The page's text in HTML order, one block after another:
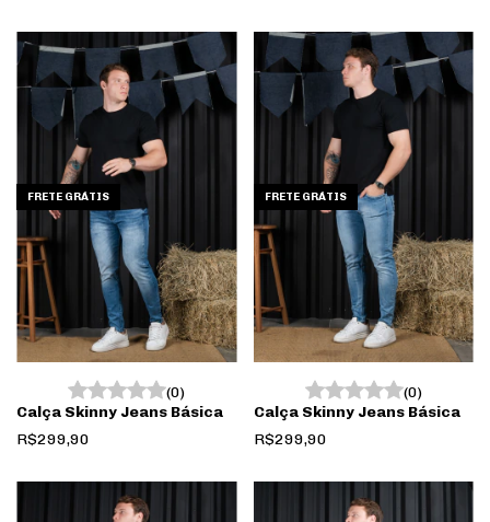
FRETE GRÁTIS
(0)
Calça Skinny Jeans Básica
R$299,90
FRETE GRÁTIS
(0)
Calça Skinny Jeans Básica
R$299,90